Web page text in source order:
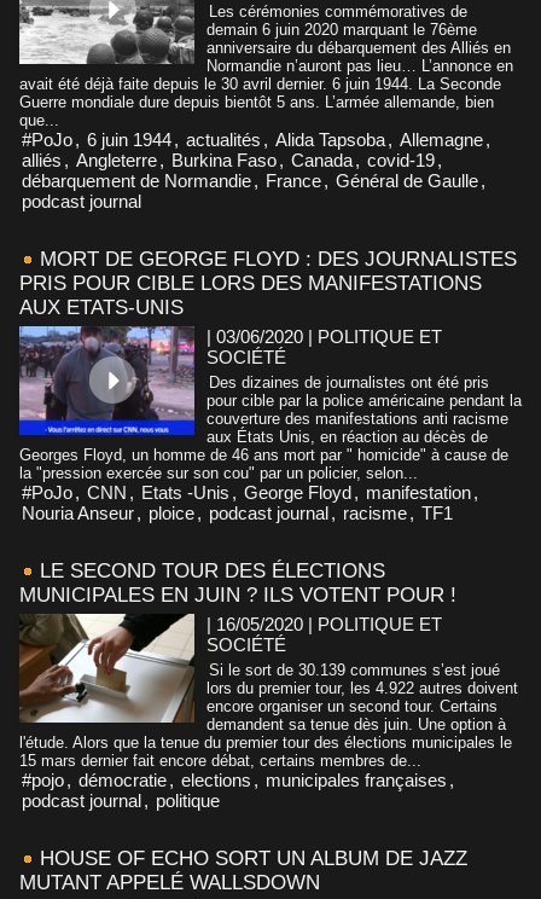
Les cérémonies commémoratives de
demain 6 juin 2020 marquant le 76ème
anniversaire du débarquement des Alliés en
Normandie n’auront pas lieu… L’annonce en
avait été déjà faite depuis le 30 avril dernier. 6 juin 1944. La Seconde
Guerre mondiale dure depuis bientôt 5 ans. L’armée allemande, bien
que...
#PoJo, 6 juin 1944, actualités , Alida Tapsoba, Allemagne,
alliés , Angleterre, Burkina Faso, Canada, covid-19,
débarquement de Normandie, France, Général de Gaulle,
podcast journal
MORT DE GEORGE FLOYD : DES JOURNALISTES
PRIS POUR CIBLE LORS DES MANIFESTATIONS
AUX ETATS-UNIS
| 03/06/2020 | POLITIQUE ET
SOCIÉTÉ
Des dizaines de journalistes ont été pris
pour cible par la police américaine pendant la
couverture des manifestations anti racisme
aux États Unis, en réaction au décès de
Georges Floyd, un homme de 46 ans mort par " homicide" à cause de
la "pression exercée sur son cou" par un policier, selon...
#PoJo, CNN , Etats -Unis , George Floyd, manifestation,
Nouria Anseur, ploice, podcast journal, racisme, TF1
LE SECOND TOUR DES ÉLECTIONS
MUNICIPALES EN JUIN ? ILS VOTENT POUR !
| 16/05/2020 | POLITIQUE ET
SOCIÉTÉ
Si le sort de 30.139 communes s’est joué
lors du premier tour, les 4.922 autres doivent
encore organiser un second tour. Certains
demandent sa tenue dès juin. Une option à
l'étude. Alors que la tenue du premier tour des élections municipales le
15 mars dernier fait encore débat, certains membres de...
#pojo, démocratie, elections , municipales françaises ,
podcast journal, politique
HOUSE OF ECHO SORT UN ALBUM DE JAZZ
MUTANT APPELÉ WALLSDOWN